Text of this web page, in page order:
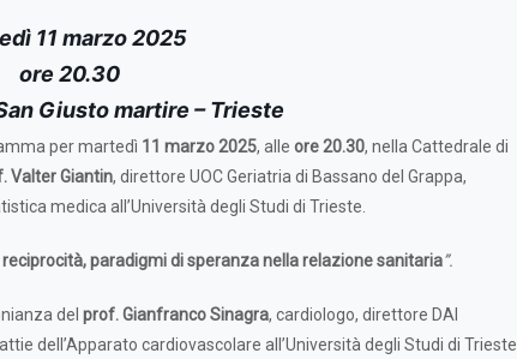
11 marzo 2025
ore 20.30
Giusto martire – Trieste
per martedì 11 marzo 2025, alle ore 20.30, nella Cattedrale di
Valter Giantin, direttore UOC Geriatria di Bassano del Grappa,
medica all’Università degli Studi di Trieste.
reciprocità, paradigmi di speranza nella relazione sanitaria”.
del prof. Gianfranco Sinagra, cardiologo, direttore DAI
dell’Apparato cardiovascolare all’Università degli Studi di Trieste.